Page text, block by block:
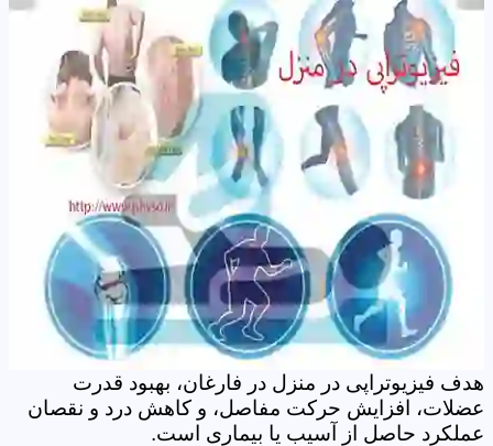
هدف فیزیوتراپی در منزل در فارغان، بهبود قدرت
عضلات، افزایش حرکت مفاصل، و کاهش درد و نقصان
عملکرد حاصل از آسیب یا بیماری است.